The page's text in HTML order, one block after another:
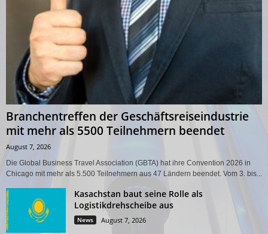
Branchentreffen der Geschäftsreiseindustrie
mit mehr als 5500 Teilnehmern beendet
August 7, 2026
Die Global Business Travel Association (GBTA) hat ihre Convention 2026 in
Chicago mit mehr als 5.500 Teilnehmern aus 47 Ländern beendet. Vom 3. bis...
Kasachstan baut seine Rolle als
Logistikdrehscheibe aus
News August 7, 2026